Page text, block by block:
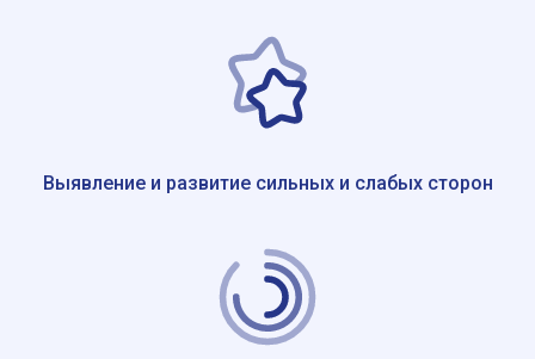
Выявление и развитие сильных и слабых сторон